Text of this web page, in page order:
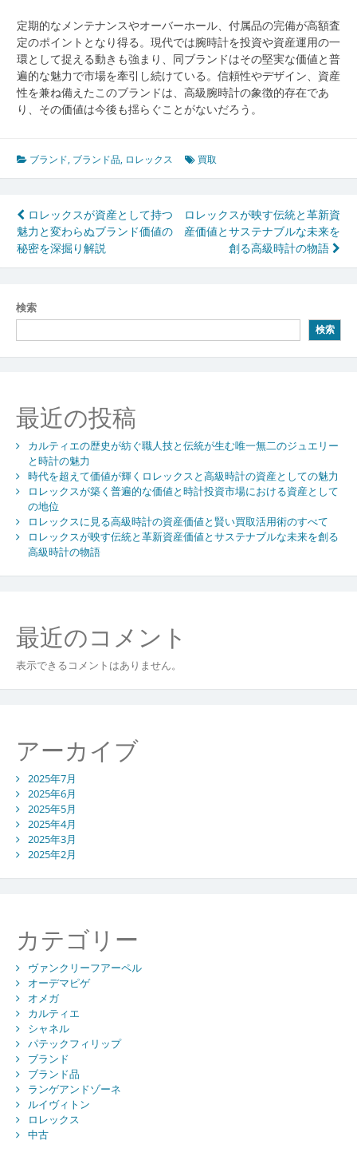
定期的なメンテナンスやオーバーホール、付属品の完備が高額査
定のポイントとなり得る。現代では腕時計を投資や資産運用の一
環として捉える動きも強まり、同ブランドはその堅実な価値と普
遍的な魅力で市場を牽引し続けている。信頼性やデザイン、資産
性を兼ね備えたこのブランドは、高級腕時計の象徴的存在であ
り、その価値は今後も揺らぐことがないだろう。
ブランド, ブランド品, ロレックス 買取
投
稿
ナ
ビ
ゲ
ー
ョ
ン
ロレックスが資産として持つ
魅力と変わらぬブランド価値の
秘密を深掘り解説
ロレックスが映す伝統と革新資
産価値とサステナブルな未来を
創る高級時計の物語
検索
検索
最近の投稿
カルティエの歴史が紡ぐ職人技と伝統が生む唯一無二のジュエリー
と時計の魅力
時代を超えて価値が輝くロレックスと高級時計の資産としての魅力
ロレックスが築く普遍的な価値と時計投資市場における資産として
の地位
ロレックスに見る高級時計の資産価値と賢い買取活用術のすべて
ロレックスが映す伝統と革新資産価値とサステナブルな未来を創る
高級時計の物語
最近のコメント
表示できるコメントはありません。
アーカイブ
2025年7月
2025年6月
2025年5月
2025年4月
2025年3月
2025年2月
カテゴリー
ヴァンクリーフアーペル
オーデマピゲ
オメガ
カルティエ
シャネル
パテックフィリップ
ブランド
ブランド品
ランゲアンドゾーネ
ルイヴィトン
ロレックス
中古